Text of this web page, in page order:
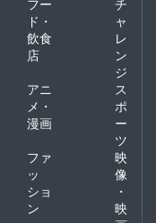
ド・
飲食
店
ャ
レ
ン
ジ
アニ
メ・
漫画
ス
ポ
ー
ツ
ファ
ッ
ショ
ン
映
像
・
映